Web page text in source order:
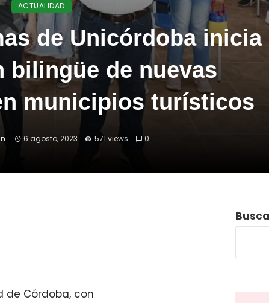
ACTUALIDAD
de Unicórdoba inicia
bilingüe de nuevas
municipios turísticos
6 agosto, 2023 571 views 0
de Córdoba, con